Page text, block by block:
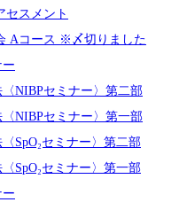
セスメント
Aコース ※〆切りました
NIBPセミナー〉第二部
NIBPセミナー〉第一部
SpO₂セミナー〉第二部
SpO₂セミナー〉第一部